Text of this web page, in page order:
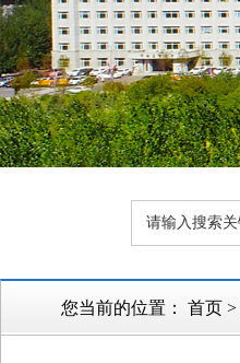
您当前的位置： 首页 >